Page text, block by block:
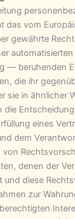
das vom
gewährte
— beruhenden
die ihr
sie in ähnlicher
die
eines
dem
denen der
und diese
zur